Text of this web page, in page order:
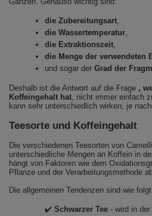
die Zubereitungsart,
die Wassertemperatur,
die Extraktionszeit,
die Menge der verwendeten
und sogar der Grad der
Deshalb ist die Antwort auf die Frage ,
Koffeingehalt hat, nicht immer einfach
kann sehr unterschiedlich wirken, je
Teesorte und Koffeingehalt
Die verschiedenen Teesorten von
unterschiedliche Mengen an Koffein in
hängt von Faktoren wie dem
Pflanze und der Verarbeitungsmethode
Die allgemeinen Tendenzen sind wie
✔️ Schwarzer Tee - wird in